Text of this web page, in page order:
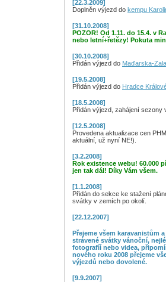
[22.3.2009]
Doplněn výjezd do kempu
[31.10.2008]
POZOR! Od 1.11. do 15.4. v
nebo letní+řetězy! Pokuta
[30.10.2008]
Přidán výjezd do Maďarska-
[19.5.2008]
Přidán výjezd do Hradce
[18.5.2008]
Přidán výjezd, zahájení sezony
[12.5.2008]
Provedena aktualizace cen
aktuální, už nyní NE!).
[3.2.2008]
Rok existence webu! 60.000
jen tak dál! Díky Vám všem.
[1.1.2008]
Přidán do sekce ke stažení
svátky v zemích po okolí.
[22.12.2007]
Přejeme všem karavanistům
strávené svátky vánoční,
fotografíí nebo videa,
nového roku 2008 přejeme
výjezdů nebo dovolené.
[9.9.2007]